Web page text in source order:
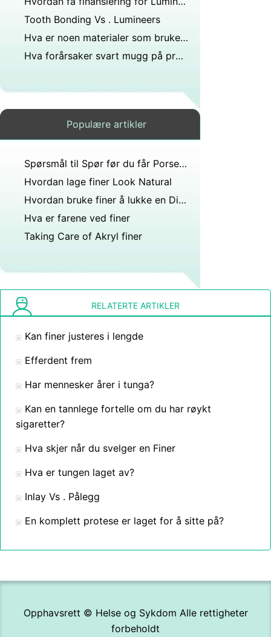
Tooth Bonding Vs . Lumineers
Hva er noen materialer som brukes som finér for tenner?
Hva forårsaker svart mugg på proteser?
Populære artikler
Spørsmål til Spør før du får Porselenskallfasetter
Hvordan lage finer Look Natural
Hvordan bruke finer å lukke en Diastema
Hva er farene ved finer
Taking Care of Akryl finer
RELATERTE ARTIKLER
Kan finer justeres i lengde
Efferdent frem
Har mennesker årer i tunga?
Kan en tannlege fortelle om du har røykt
sigaretter?
Hva skjer når du svelger en Finer
Hva er tungen laget av?
Inlay Vs . Pålegg
En komplett protese er laget for å sitte på?
Opphavsrett © Helse og Sykdom Alle rettigheter
forbeholdt